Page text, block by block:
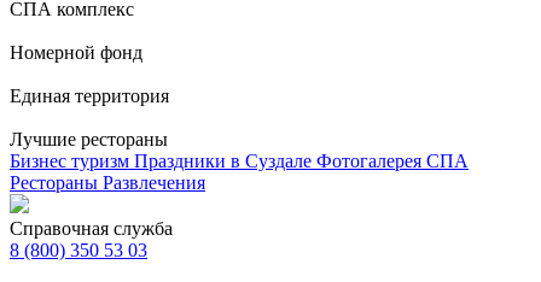
СПА комплекс
Номерной фонд
Единая территория
Лучшие рестораны
Бизнес туризм Праздники в Суздале Фотогалерея СПА
Рестораны Развлечения
Справочная служба
8 (800) 350 53 03